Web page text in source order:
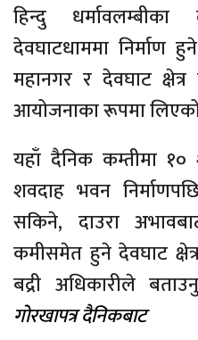
हिन्दु
देवघाटधाममा निर्माण
महानगर र देवघाट
आयोजनाका रूपमा
यहाँ दैनिक कम्तीमा
शवदाह भवन
सकिने, दाउरा
कमीसमेत हुने देवघाट
बद्री अधिकारीले
गोरखापत्र दैनिकबाट